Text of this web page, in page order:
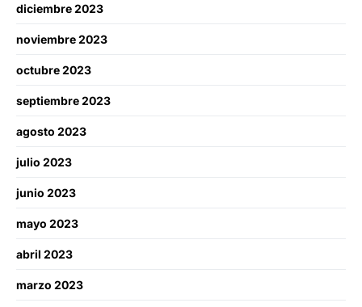
diciembre 2023
noviembre 2023
octubre 2023
septiembre 2023
agosto 2023
julio 2023
junio 2023
mayo 2023
abril 2023
marzo 2023